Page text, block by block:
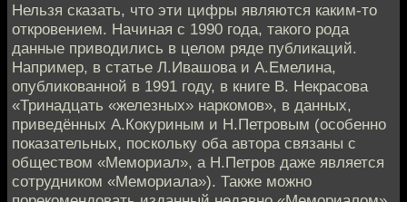
Нельзя сказать, что эти цифры являются каким-то
откровением. Начиная с 1990 года, такого рода
данные приводились в целом ряде публикаций.
Например, в статье Л.Ивашова и А.Емелина,
опубликованной в 1991 году, в книге В. Некрасова
«Тринадцать «железных» наркомов», в данных,
приведённых А.Кокуриным и Н.Петровым (особенно
показательных, поскольку оба автора связаны с
обществом «Мемориал», а Н.Петров даже является
сотрудником «Мемориала»). Также можно